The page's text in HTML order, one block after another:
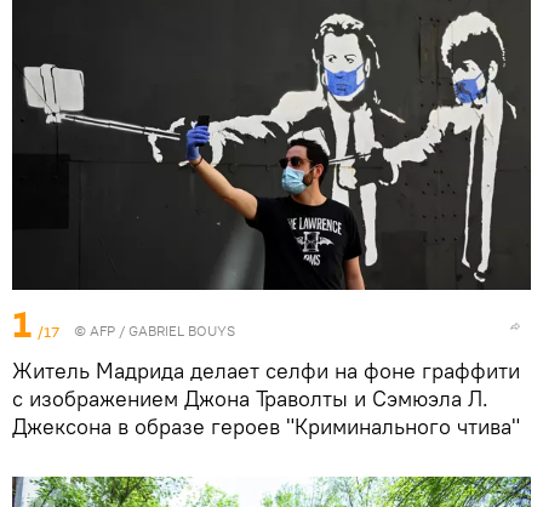
1 /17 © AFP / GABRIEL BOUYS
Житель Мадрида делает селфи на фоне граффити
с изображением Джона Траволты и Сэмюэла Л.
Джексона в образе героев "Криминального чтива"